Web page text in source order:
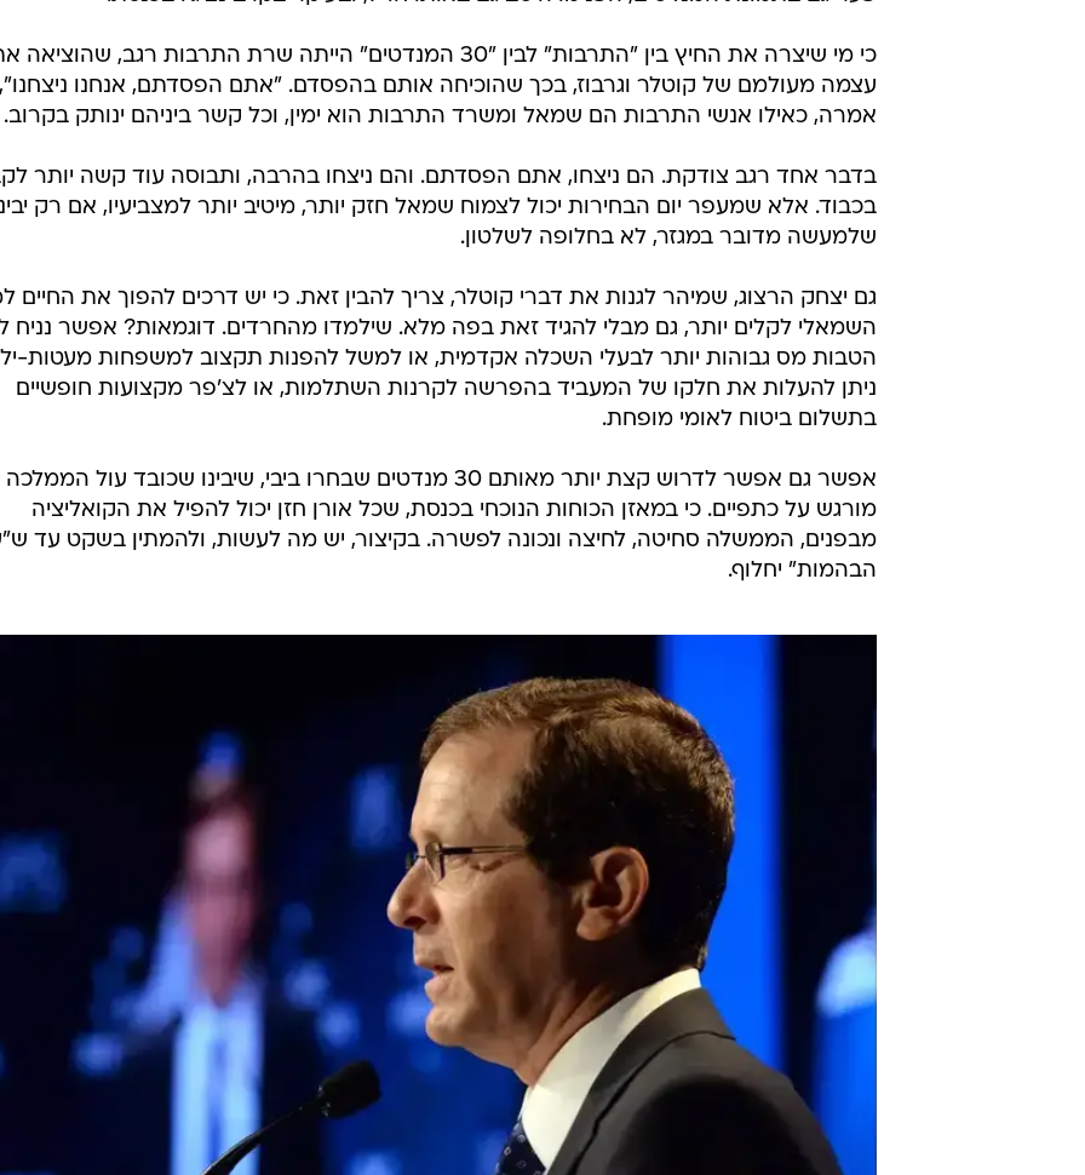
כי מי שיצרה את החיץ בין "התרבות" לבין "30 המנדטים" הייתה שרת התרבות רגב, שהוציאה
עצמה מעולמם של קוטלר וגרבוז, בכך שהוכיחה אותם בהפסדם. "אתם הפסדתם, אנחנו
אמרה, כאילו אנשי התרבות הם שמאל ומשרד התרבות הוא ימין, וכל קשר ביניהם ינותק בקרוב.
בדבר אחד רגב צודקת. הם ניצחו, אתם הפסדתם. והם ניצחו בהרבה, ותבוסה עוד קשה יותר
בכבוד. אלא שמעפר יום הבחירות יכול לצמוח שמאל חזק יותר, מיטיב יותר למצביעיו, אם רק
שלמעשה מדובר במגזר, לא בחלופה לשלטון.
גם יצחק הרצוג, שמיהר לגנות את דברי קוטלר, צריך להבין זאת. כי יש דרכים להפוך את החיים
השמאלי לקלים יותר, גם מבלי להגיד זאת בפה מלא. שילמדו מהחרדים. דוגמאות? אפשר נניח
הטבות מס גבוהות יותר לבעלי השכלה אקדמית, או למשל להפנות תקצוב למשפחות מעטות-
ניתן להעלות את חלקו של המעביד בהפרשה לקרנות השתלמות, או לצ'פר מקצועות חופשיים
בתשלום ביטוח לאומי מופחת.
אפשר גם אפשר לדרוש קצת יותר מאותם 30 מנדטים שבחרו ביבי, שיבינו שכובד עול הממלכה
מורגש על כתפיים. כי במאזן הכוחות הנוכחי בכנסת, שכל אורן חזן יכול להפיל את הקואליציה
מבפנים, הממשלה סחיטה, לחיצה ונכונה לפשרה. בקיצור, יש מה לעשות, ולהמתין בשקט עד
הבהמות" יחלוף.